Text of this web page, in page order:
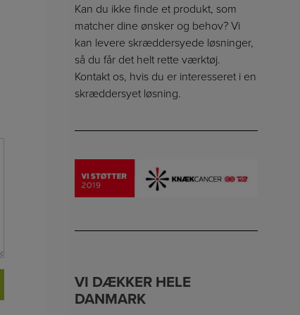
Kan du ikke finde et produkt, som
matcher dine ønsker og behov? Vi
kan levere skræddersyede løsninger,
så du får det helt rette værktøj.
Kontakt os, hvis du er interesseret i en
skræddersyet løsning.
VI DÆKKER HELE
DANMARK